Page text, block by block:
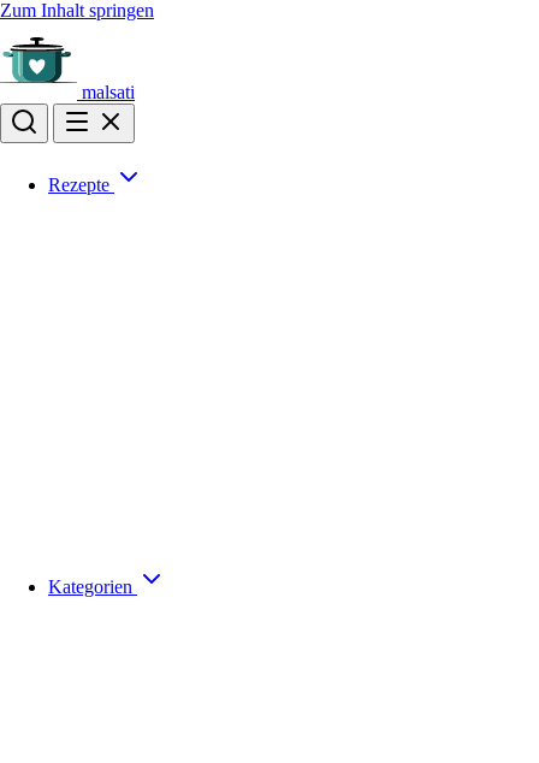
Zum Inhalt springen
malsati
Rezepte
Kategorien